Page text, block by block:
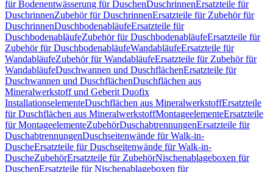
für Bodenentwässerung für DuschenDuschrinnenErsatzteile für
DuschrinnenZubehör für DuschrinnenErsatzteile für Zubehör für
DuschrinnenDuschbodenabläufeErsatzteile für
DuschbodenabläufeZubehör für DuschbodenabläufeErsatzteile für
Zubehör für DuschbodenabläufeWandabläufeErsatzteile für
WandabläufeZubehör für WandabläufeErsatzteile für Zubehör für
WandabläufeDuschwannen und DuschflächenErsatzteile für
Duschwannen und DuschflächenDuschflächen aus
Mineralwerkstoff und Geberit Duofix
InstallationselementeDuschflächen aus MineralwerkstoffErsatzteile
für Duschflächen aus MineralwerkstoffMontageelementeErsatzteile
für MontageelementeZubehörDuschabtrennungenErsatzteile für
DuschabtrennungenDuschseitenwände für Walk-in-
DuscheErsatzteile für Duschseitenwände für Walk-in-
DuscheZubehörErsatzteile für ZubehörNischenablageboxen für
DuschenErsatzteile für Nischenablageboxen für